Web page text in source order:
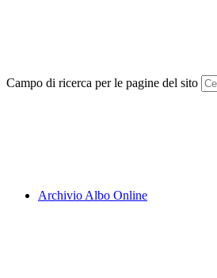
Campo di ricerca per le pagine del sito
Archivio Albo Online